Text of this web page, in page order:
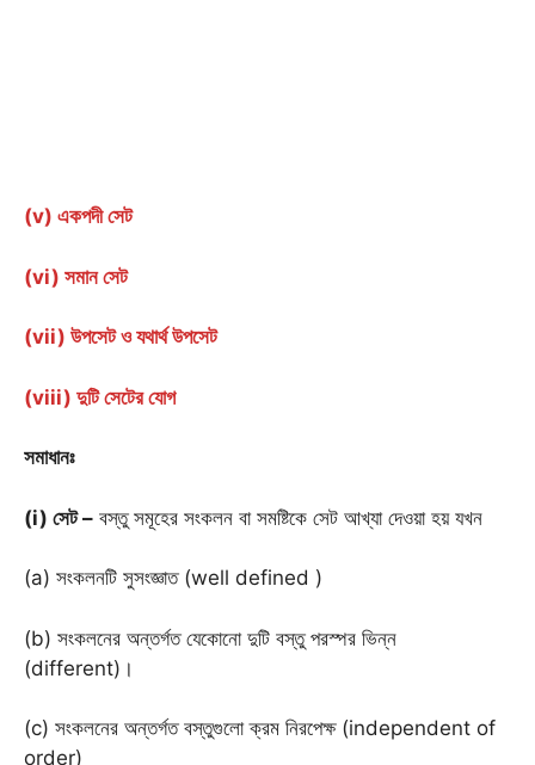
(v) একপদী সেট
(vi) সমান সেট
(vii) উপসেট ও যথার্থ উপসেট
(viii) দুটি সেটের যোগ
সমাধানঃ
(i) সেট – বস্তু সমূহের সংকলন বা সমষ্টিকে সেট আখ্যা দেওয়া হয় যখন
(a) সংকলনটি সুসংজ্ঞাত (well defined )
(b) সংকলনের অন্তর্গত যেকোনো দুটি বস্তু পরস্পর ভিন্ন
(different)।
(c) সংকলনের অন্তর্গত বস্তুগুলো ক্রম নিরপেক্ষ (independent of
order)